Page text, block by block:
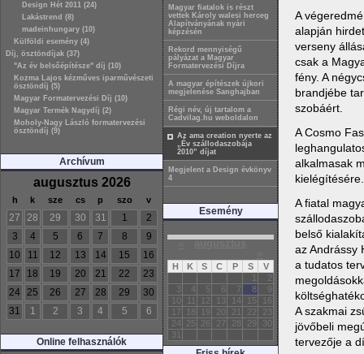
Design Hét 2011 (24)
Lakástrend (8)
madeinhungary (10)
Külföldi esemény (4)
Díj, ösztöndíjak (37)
"Az év belsőépítésze" díj (10)
Kozma Lajos kézműves iparművészeti
ösztöndíj (5)
Magyar Formatervezési Díj (10)
Magyar Termék Nagydíj (2)
Moholy-Nagy László formatervezési
ösztöndíj (9)
Archívum
augusztus 2026
h k sze cs p szo v
27 28 29 30 31 1
2
3
4 5 6 7 8
9
10
11 12 13 14 15
16
17
18 19 20 21 22
23
24
25 26 27 28 29
30
31
1 2 3 4 5 6
Online felhasználók
Magyar fiatalok is részt
vettek Károly walesi herceg
Alapítványának nyári
képzésén
Rekord mennyiségű
pályázat a Magyar
Formatervezési Díjra
A magyar építészek újkori
megjelenése Sanghajban
Régi név, új tartalom a
Cadvilag.hu weboldalon
Az ama creation nyerte az
„Év szállodaszobája
2010” díjat
Megjelent a Design évkönyv
4
Esemény
« augusztus
H K S C P S
V
1
2
3
4 5 6 7 8
9
10
11 12 13 14 15
16
17
18 19 20 21 22
23
24
25 26 27 28 29
30
31
A
alapján
verseny
csak a
fény. A
brandjébe
szobáért.
A Cosmo
alkalmasak
kielégítésére.
A fiatal
belső
az Andrássy
a tudatos
A szakmai
jövőbeli
tervezője a